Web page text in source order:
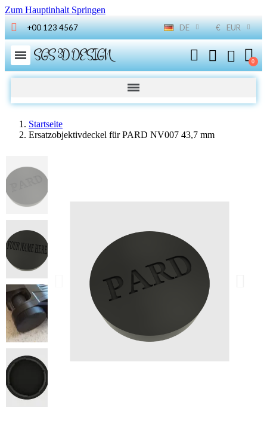
Zum Hauptinhalt Springen
+00 123 4567 DE € EUR
SGS 3D DESIGN
Startseite
Ersatzobjektivdeckel für PARD NV007 43,7 mm